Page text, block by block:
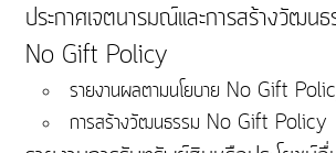
ประกาศเจตนารมณ์และการสร้างวัฒน
No Gift Policy
รายงานผลตามนโยบาย No Gift
การสร้างวัฒนธรรม No Gift Policy